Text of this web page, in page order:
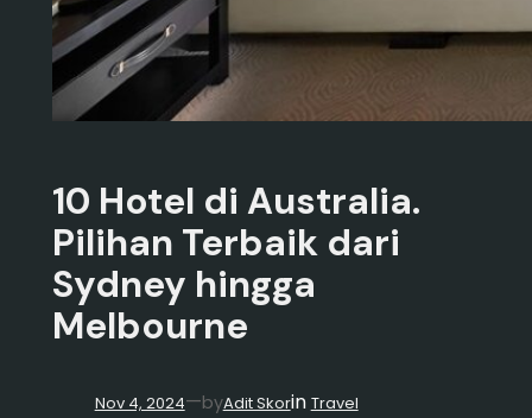
10 Hotel di Australia.
Pilihan Terbaik dari
Sydney hingga
Melbourne
Nov 4, 2024—byAdit Skorin Travel